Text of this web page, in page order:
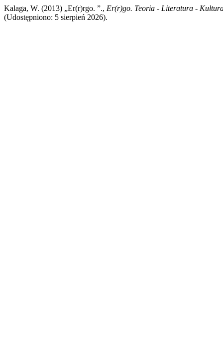
Kalaga, W. (2013) „Er(r)rgo. ”., Er(r)go. Teoria - Literatura -
(Udostępniono: 5 sierpień 2026).